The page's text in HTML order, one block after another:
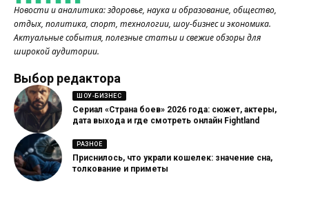
Новости и аналитика: здоровье, наука и образование, общество,
отдых, политика, спорт, технологии, шоу-бизнес и экономика.
Актуальные события, полезные статьи и свежие обзоры для
широкой аудитории.
Выбор редактора
ШОУ-БИЗНЕС
Сериал «Страна боев» 2026 года: сюжет, актеры,
дата выхода и где смотреть онлайн Fightland
РАЗНОЕ
Приснилось, что украли кошелек: значение сна,
толкование и приметы